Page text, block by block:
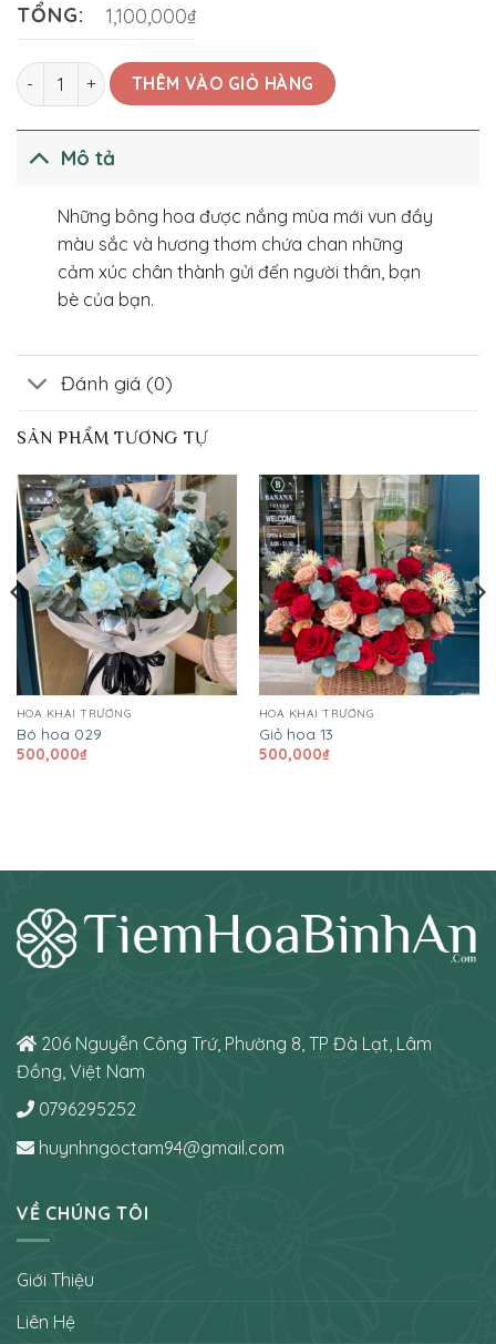
TỔNG: 1,100,000₫
Lãng hoa 29 số lượngTHÊM VÀO GIỎ HÀNG
Mô tả
Những bông hoa được nắng mùa mới vun đầy
màu sắc và hương thơm chứa chan những
cảm xúc chân thành gửi đến người thân, bạn
bè của bạn.
Đánh giá (0)
SẢN PHẨM TƯƠNG TỰ
HOA KHAI TRƯƠNG
Bó hoa 029
500,000₫
HOA KHAI TRƯƠNG
Giỏ hoa 13
500,000₫
206 Nguyễn Công Trứ, Phường 8, TP Đà Lạt, Lâm
Đồng, Việt Nam
0796295252
huynhngoctam94@gmail.com
VỀ CHÚNG TÔI
Giới Thiệu
Liên Hệ